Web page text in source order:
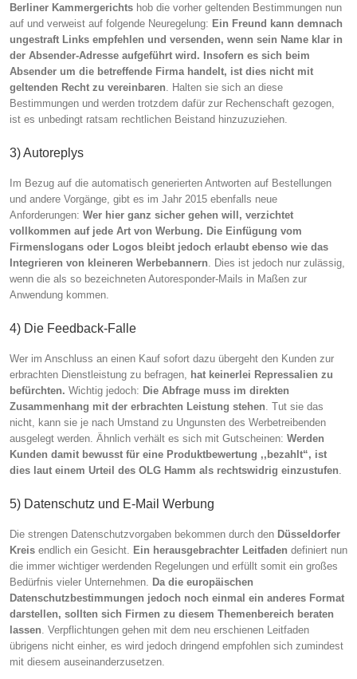
Berliner Kammergerichts hob die vorher geltenden Bestimmungen nun
auf und verweist auf folgende Neuregelung: Ein Freund kann demnach
ungestraft Links empfehlen und versenden, wenn sein Name klar in
der Absender-Adresse aufgeführt wird. Insofern es sich beim
Absender um die betreffende Firma handelt, ist dies nicht mit
geltenden Recht zu vereinbaren . Halten sie sich an diese
Bestimmungen und werden trotzdem dafür zur Rechenschaft gezogen,
ist es unbedingt ratsam rechtlichen Beistand hinzuzuziehen.
3) Autoreplys
Im Bezug auf die automatisch generierten Antworten auf Bestellungen
und andere Vorgänge, gibt es im Jahr 2015 ebenfalls neue
Anforderungen: Wer hier ganz sicher gehen will, verzichtet
vollkommen auf jede Art von Werbung. Die Einfügung vom
Firmenslogans oder Logos bleibt jedoch erlaubt ebenso wie das
Integrieren von kleineren Werbebannern . Dies ist jedoch nur zulässig,
wenn die als so bezeichneten Autoresponder-Mails in Maßen zur
Anwendung kommen.
4) Die Feedback-Falle
Wer im Anschluss an einen Kauf sofort dazu übergeht den Kunden zur
erbrachten Dienstleistung zu befragen,
hat keinerlei Repressalien zu
befürchten. Wichtig jedoch: Die Abfrage muss im direkten
Zusammenhang mit der erbrachten Leistung stehen . Tut sie das
nicht, kann sie je nach Umstand zu Ungunsten des Werbetreibenden
ausgelegt werden. Ähnlich verhält es sich mit Gutscheinen: Werden
Kunden damit bewusst für eine Produktbewertung ,,bezahlt“, ist
dies laut einem Urteil des OLG Hamm als rechtswidrig einzustufen
5) Datenschutz und E-Mail Werbung
Die strengen Datenschutzvorgaben bekommen durch den Düsseldorfer
Kreis endlich ein Gesicht. Ein herausgebrachter Leitfaden definiert nun
die immer wichtiger werdenden Regelungen und erfüllt somit ein großes
Bedürfnis vieler Unternehmen.
Da die europäischen
Datenschutzbestimmungen jedoch noch einmal ein anderes Format
darstellen, sollten sich Firmen zu diesem Themenbereich beraten
lassen . Verpflichtungen gehen mit dem neu erschienen Leitfaden
übrigens nicht einher, es wird jedoch dringend empfohlen sich zumindest
mit diesem auseinanderzusetzen.